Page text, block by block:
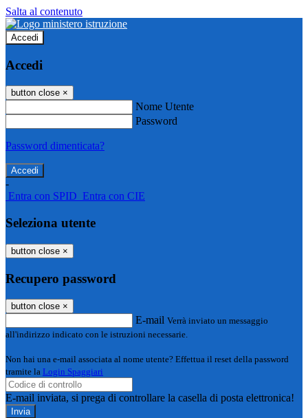
Salta al contenuto
Accedi
Accedi
button close ×
Nome Utente
Password
Password dimenticata?
-
Entra con SPID Entra con CIE
Seleziona utente
button close ×
Recupero password
button close ×
E-mail Verrà inviato un messaggio
all'indirizzo indicato con le istruzioni necessarie.
Non hai una e-mail associata al nome utente? Effettua il reset della password
tramite la Login Spaggiari
E-mail inviata, si prega di controllare la casella di posta elettronica!